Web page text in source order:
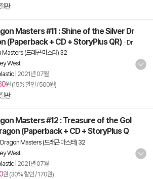
판
Masters #11 : Shine of the Silver Dr
(Paperback + CD + StoryPlus QR) -Dr
Masters (드래곤 마스터) 32
West
| 2021년 07월
원 (15% 할인 / 500원)
판
Masters #12 : Treasure of the Gol
(Paperback + CD + StoryPlus Q
Dragon Masters (드래곤 마스터) 32
West
| 2021년 07월
원 (30% 할인 / 170원)